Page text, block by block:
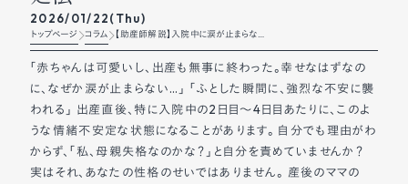
2026/01/22(Thu)
トップページ コラム
【助産師解説】入院中に涙が止まらな
い…「マタニティブルーズ」とは？ホルモン
の急激な変化と対処法
「赤ちゃんは可愛いし、出産も無事に終わった。幸せなはずなの
に、なぜか涙が止まらない…」 「ふとした瞬間に、強烈な不安に襲
われる」 出産直後、特に入院中の2日目〜4日目あたりに、このよ
うな情緒不安定な状態になることがあります。 自分でも理由がわ
からず、「私、母親失格なのかな？」と自分を責めていませんか？
実はそれ、あなたの性格のせいではありません。 産後のママの